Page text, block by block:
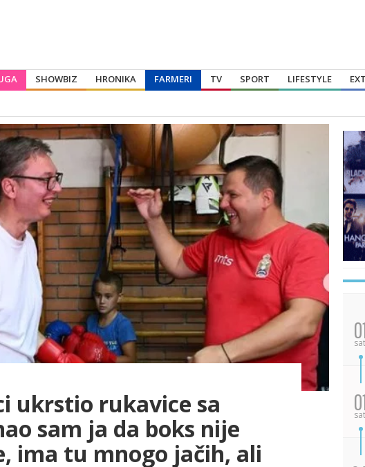
SHOWBIZ HRONIKA FARMERI TV SPORT LIFESTYLE
ukrstio rukavice sa
sam ja da boks nije
ima tu mnogo jačih, ali
sat
sat